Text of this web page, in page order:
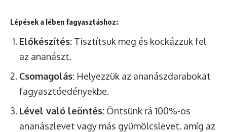
Lépések a lében fagyasztáshoz:
Előkészítés: Tisztítsuk meg és kockázzuk fel
az ananászt.
Csomagolás: Helyezzük az ananászdarabokat
fagyasztóedényekbe.
Lével való leöntés: Öntsünk rá 100%-os
ananászlevet vagy más gyümölcslevet, amíg az